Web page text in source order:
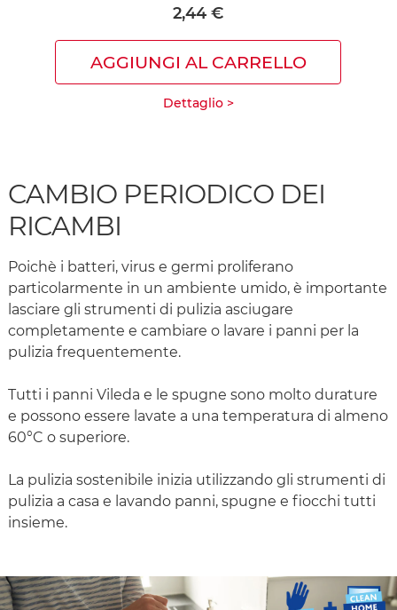
2,44 €
AGGIUNGI AL CARRELLO
Dettaglio >
CAMBIO PERIODICO DEI
RICAMBI
Poichè i batteri, virus e germi proliferano
particolarmente in un ambiente umido, è importante
lasciare gli strumenti di pulizia asciugare
completamente e cambiare o lavare i panni per la
pulizia frequentemente.
Tutti i panni Vileda e le spugne sono molto durature
e possono essere lavate a una temperatura di almeno
60°C o superiore.
La pulizia sostenibile inizia utilizzando gli strumenti di
pulizia a casa e lavando panni, spugne e fiocchi tutti
insieme.